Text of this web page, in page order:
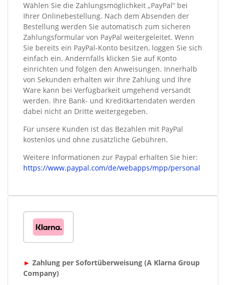
Wählen Sie die Zahlungsmöglichkeit „PayPal“ bei
Ihrer Onlinebestellung. Nach dem Absenden der
Bestellung werden Sie automatisch zum sicheren
Zahlungsformular von PayPal weitergeleitet. Wenn
Sie bereits ein PayPal-Konto besitzen, loggen Sie sich
einfach ein. Andernfalls klicken Sie auf Konto
einrichten und folgen den Anweisungen. Innerhalb
von Sekunden erhalten wir Ihre Zahlung und Ihre
Ware kann bei Verfügbarkeit umgehend versandt
werden. Ihre Bank- und Kreditkartendaten werden
dabei nicht an Dritte weitergegeben.
Für unsere Kunden ist das Bezahlen mit PayPal
kostenlos und ohne zusätzliche Gebühren.
Weitere Informationen zur Paypal erhalten Sie hier:
https://www.paypal.com/de/webapps/mpp/personal
► Zahlung per Sofortüberweisung (A Klarna Group
Company)